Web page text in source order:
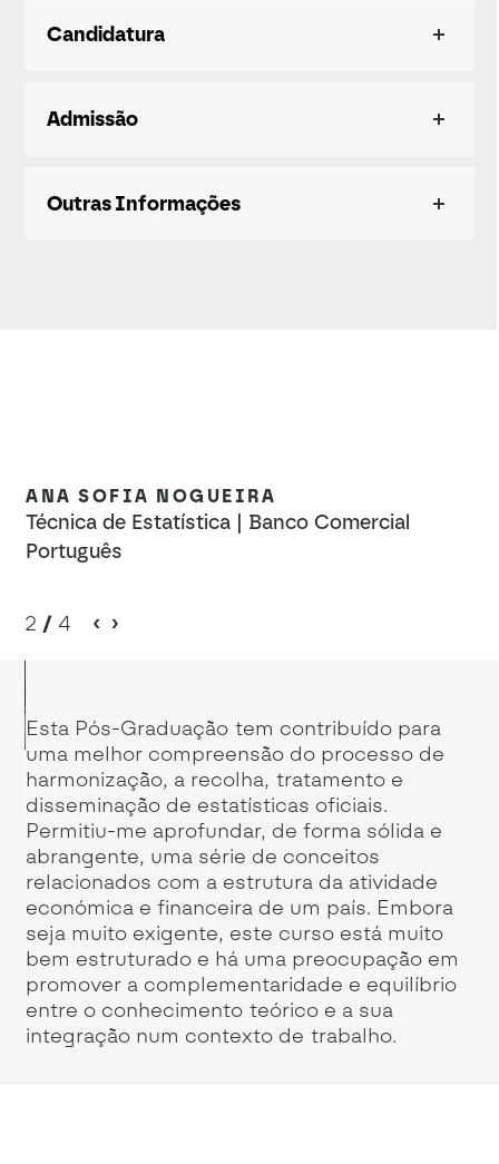
Candidatura
Admissão
Outras Informações
ANA SOFIA NOGUEIRA
Técnica de Estatística | Banco Comercial
Português
2 / 4
Esta Pós-Graduação tem contribuído para
uma melhor compreensão do processo de
harmonização, a recolha, tratamento e
disseminação de estatísticas oficiais.
Permitiu-me aprofundar, de forma sólida e
abrangente, uma série de conceitos
relacionados com a estrutura da atividade
económica e financeira de um país. Embora
seja muito exigente, este curso está muito
bem estruturado e há uma preocupação em
promover a complementaridade e equilíbrio
entre o conhecimento teórico e a sua
integração num contexto de trabalho.